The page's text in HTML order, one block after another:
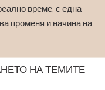
време, с една
променя и начина на
НА ТЕМИТЕ